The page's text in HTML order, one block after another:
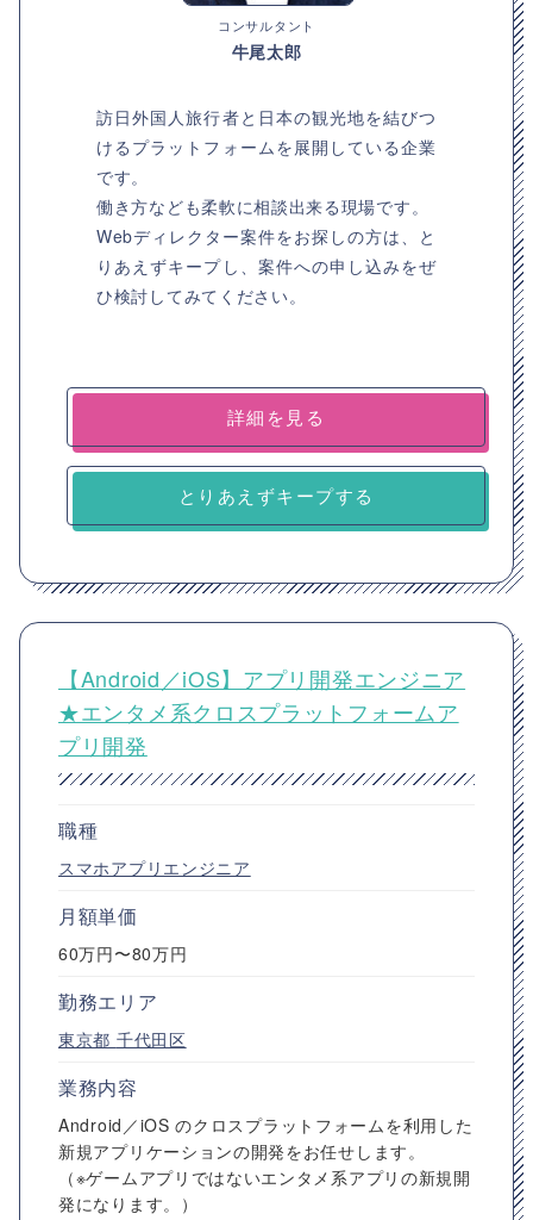
コンサルタント
牛尾太郎
訪日外国人旅行者と日本の観光地を結びつ
けるプラットフォームを展開している企業
です。
働き方なども柔軟に相談出来る現場です。
Webディレクター案件をお探しの方は、と
りあえずキープし、案件への申し込みをぜ
ひ検討してみてください。
詳細を見る
とりあえずキープする
【Android／iOS】アプリ開発エンジニア
★エンタメ系クロスプラットフォームア
プリ開発
職種
スマホアプリエンジニア
月額単価
60万円〜80万円
勤務エリア
東京都 千代田区
業務内容
Android／iOS のクロスプラットフォームを利用した
新規アプリケーションの開発をお任せします。
（※ゲームアプリではないエンタメ系アプリの新規開
発になります。）